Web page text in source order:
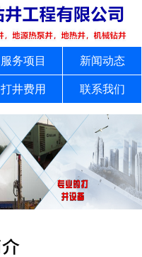
服务项目 新闻动态
打井费用 联系我们